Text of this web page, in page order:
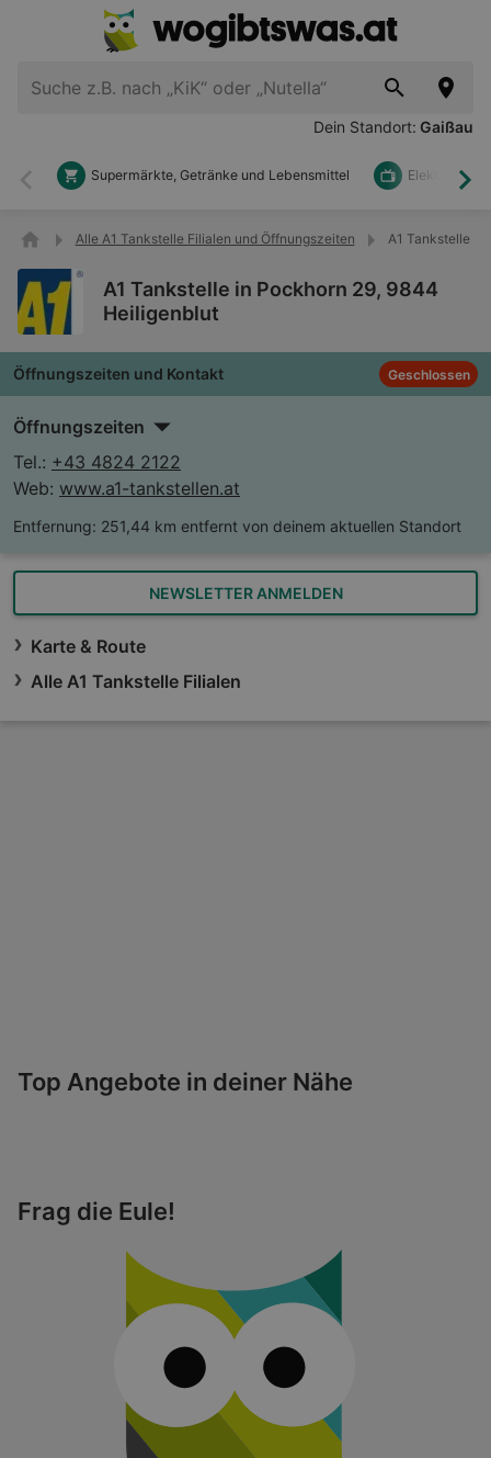
Dein Standort: Gaißau
Zurück
Supermärkte, Getränke und Lebensmittel Elektronik
Alle A1 Tankstelle Filialen und Öffnungszeiten A1 Tankstelle in
A1 Tankstelle in Pockhorn 29, 9844
Heiligenblut
Öffnungszeiten und Kontakt Geschlossen
Öffnungszeiten
Tel.: +43 4824 2122
Web: www.a1-tankstellen.at
Entfernung: 251,44 km entfernt von deinem aktuellen Standort
NEWSLETTER ANMELDEN
Karte & Route
Alle A1 Tankstelle Filialen
Top Angebote in deiner Nähe
Frag die Eule!